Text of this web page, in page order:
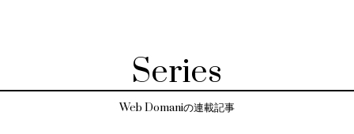
Series
Web Domaniの連載記事